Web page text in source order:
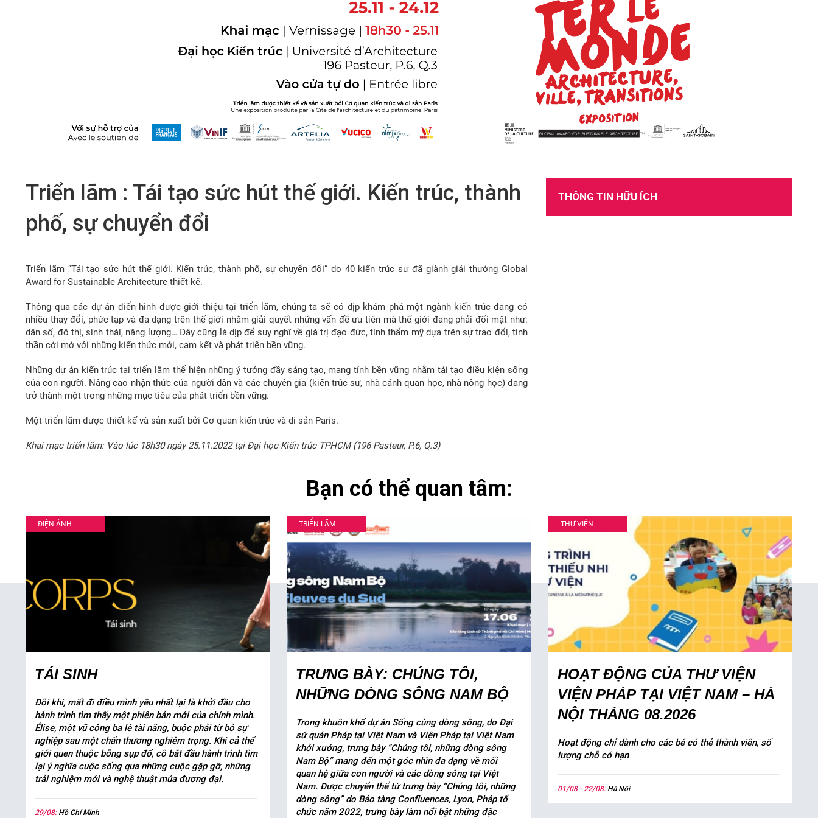
TUYỂN DỤNG
Triển lãm : Tái tạo sức hút thế giới. Kiến trúc, thành
phố, sự chuyển đổi
Triển lãm “Tái tạo sức hút thế giới. Kiến trúc, thành phố, sự chuyển đổi” do 40 kiến trúc sư đã giành giải thưởng Global
Award for Sustainable Architecture thiết kế.
Thông qua các dự án điển hình được giới thiệu tại triển lãm, chúng ta sẽ có dịp khám phá một ngành kiến trúc đang có
nhiều thay đổi, phức tạp và đa dạng trên thế giới nhằm giải quyết những vấn đề ưu tiên mà thế giới đang phải đối mặt như:
dân số, đô thị, sinh thái, năng lượng… Đây cũng là dịp để suy nghĩ về giá trị đạo đức, tính thẩm mỹ dựa trên sự trao đổi, tinh
thần cởi mở với những kiến thức mới, cam kết và phát triển bền vững.
Những dự án kiến trúc tại triển lãm thể hiện những ý tưởng đầy sáng tạo, mang tính bền vững nhằm tái tạo điều kiện sống
của con người. Nâng cao nhận thức của người dân và các chuyên gia (kiến trúc sư, nhà cảnh quan học, nhà nông học) đang
trở thành một trong những mục tiêu của phát triển bền vững.
Một triển lãm được thiết kế và sản xuất bởi Cơ quan kiến trúc và di sản Paris.
Khai mạc triển lãm: Vào lúc 18h30 ngày 25.11.2022 tại Đại học Kiến trúc TPHCM (196 Pasteur, P.6, Q.3)
THÔNG TIN HỮU ÍCH
Bạn có thể quan tâm:
ĐIỆN ẢNH
TÁI SINH
Đôi khi, mất đi điều mình yêu nhất lại là khởi đầu cho
hành trình tìm thấy một phiên bản mới của chính mình.
Élise, một vũ công ba lê tài năng, buộc phải từ bỏ sự
nghiệp sau một chấn thương nghiêm trọng. Khi cả thế
giới quen thuộc bỗng sụp đổ, cô bắt đầu hành trình tìm
lại ý nghĩa cuộc sống qua những cuộc gặp gỡ, những
trải nghiệm mới và nghệ thuật múa đương đại.
29/08: Hồ Chí Minh
TRIỂN LÃM
TRƯNG BÀY: CHÚNG TÔI,
NHỮNG DÒNG SÔNG NAM BỘ
Trong khuôn khổ dự án Sống cùng dòng sông, do Đại
sứ quán Pháp tại Việt Nam và Viện Pháp tại Việt Nam
khởi xướng, trưng bày “Chúng tôi, những dòng sông
Nam Bộ” mang đến một góc nhìn đa dạng về mối
quan hệ giữa con người và các dòng sông tại Việt
Nam. Được chuyển thể từ trưng bày “Chúng tôi, những
dòng sông” do Bảo tàng Confluences, Lyon, Pháp tổ
chức năm 2022, trưng bày làm nổi bật những đặc
THƯ VIỆN
HOẠT ĐỘNG CỦA THƯ VIỆN
VIỆN PHÁP TẠI VIỆT NAM – HÀ
NỘI THÁNG 08.2026
Hoạt động chỉ dành cho các bé có thẻ thành viên, số
lượng chỗ có hạn
01/08 - 22/08: Hà Nội